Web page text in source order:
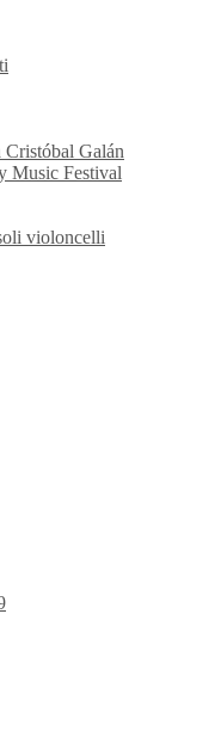
Cristóbal Galán
Music Festival
violoncelli